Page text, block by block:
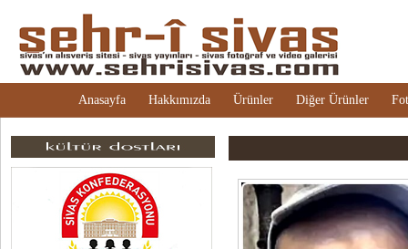
Anasayfa Hakkımızda Ürünler Diğer Ürünler